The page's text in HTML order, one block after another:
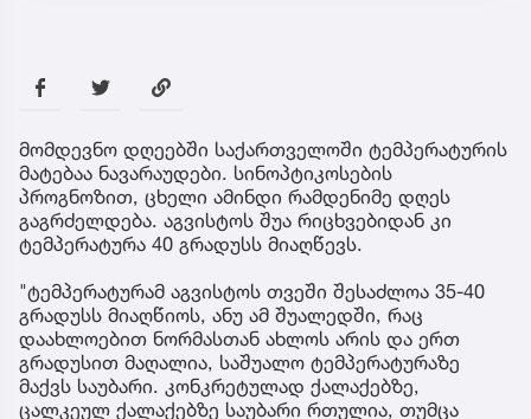
მომდევნო დღეებში საქართველოში ტემპერატურის
მატებაა ნავარაუდები. სინოპტიკოსების
პროგნოზით, ცხელი ამინდი რამდენიმე დღეს
გაგრძელდება. აგვისტოს შუა რიცხვებიდან კი
ტემპერატურა 40 გრადუსს მიაღწევს.
"ტემპერატურამ აგვისტოს თვეში შესაძლოა 35-40
გრადუსს მიაღწიოს, ანუ ამ შუალედში, რაც
დაახლოებით ნორმასთან ახლოს არის და ერთ
გრადუსით მაღალია, საშუალო ტემპერატურაზე
მაქვს საუბარი. კონკრეტულად ქალაქებზე,
ცალკეულ ქალაქებზე საუბარი რთულია, თუმცა